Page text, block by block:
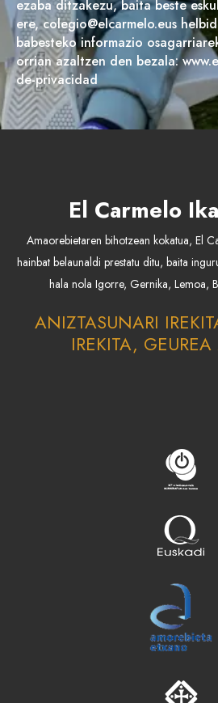
ezaba ditzakezu, baita beste
ere, colegio@elcarmelo.eus
babesteko informazio
orrian azaltzen den bezala:
de-privacidad
El Carmelo
Amaorebietaren bihotzean kokatua, El
hainbat belaunaldi prestatu ditu, baita
hala nola Igorre, Gernika, Lemoa,
ANIZTASUNARI
IREKITA,